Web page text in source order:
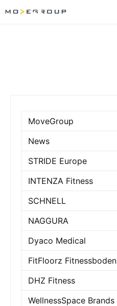
MoveGroup
News
STRIDE Europe
INTENZA Fitness
SCHNELL
NAGGURA
Dyaco Medical
FitFloorz Fitnessboden
DHZ Fitness
WellnessSpace Brands